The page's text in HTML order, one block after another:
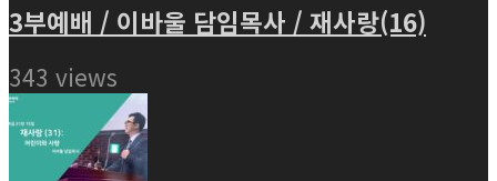
3부예배 / 이바울 담임목사 / 재사랑(16)
343 views